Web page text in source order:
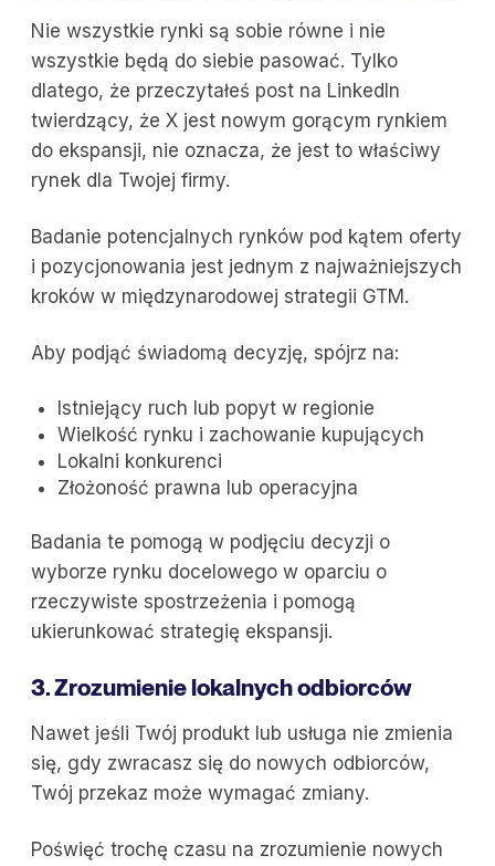
Nie wszystkie rynki są sobie równe i nie
wszystkie będą do siebie pasować. Tylko
dlatego, że przeczytałeś post na LinkedIn
twierdzący, że X jest nowym gorącym rynkiem
do ekspansji, nie oznacza, że jest to właściwy
rynek dla Twojej firmy.
Badanie potencjalnych rynków pod kątem oferty
i pozycjonowania jest jednym z najważniejszych
kroków w międzynarodowej strategii GTM.
Aby podjąć świadomą decyzję, spójrz na:
Istniejący ruch lub popyt w regionie
Wielkość rynku i zachowanie kupujących
Lokalni konkurenci
Złożoność prawna lub operacyjna
Badania te pomogą w podjęciu decyzji o
wyborze rynku docelowego w oparciu o
rzeczywiste spostrzeżenia i pomogą
ukierunkować strategię ekspansji.
3. Zrozumienie lokalnych odbiorców
Nawet jeśli Twój produkt lub usługa nie zmienia
się, gdy zwracasz się do nowych odbiorców,
Twój przekaz może wymagać zmiany.
Poświęć trochę czasu na zrozumienie nowych